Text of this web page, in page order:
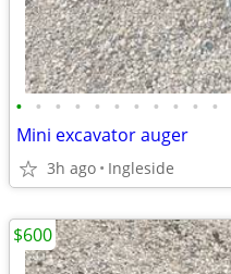
• • • • • • • • • • •
Mini excavator auger
3h ago Ingleside
$600